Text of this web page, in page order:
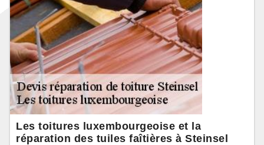
Les toitures luxembourgeoise et la
réparation des tuiles faîtières à Steinsel